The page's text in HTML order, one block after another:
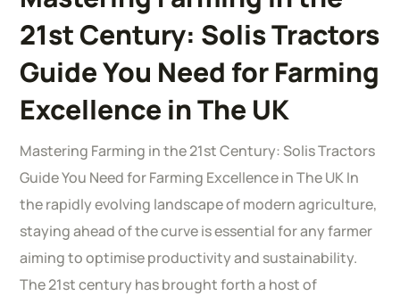
21st Century: Solis Tractors
Guide You Need for Farming
Excellence in The UK
Mastering Farming in the 21st Century: Solis Tractors
Guide You Need for Farming Excellence in The UK In
the rapidly evolving landscape of modern agriculture,
staying ahead of the curve is essential for any farmer
aiming to optimise productivity and sustainability.
The 21st century has brought forth a host of